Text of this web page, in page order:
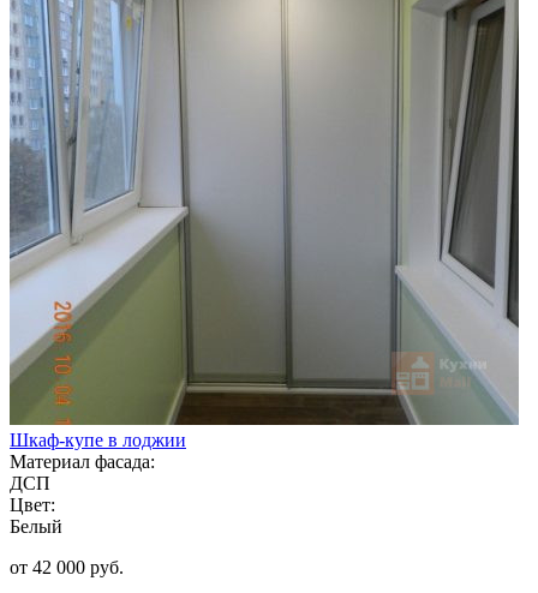
Шкаф-купе в лоджии
Материал фасада:
ДСП
Цвет:
Белый
от 42 000 руб.